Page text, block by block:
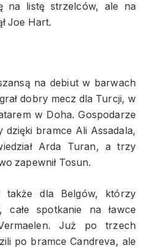
na listę strzelców, ale na
Joe Hart.
na debiut w barwach
dobry mecz dla Turcji, w
w Doha. Gospodarze
dzięki bramce Ali Assadala,
Arda Turan, a trzy
zapewnił Tosun.
także dla Belgów, którzy
całe spotkanie na ławce
Już po trzech
po bramce Candreva, ale